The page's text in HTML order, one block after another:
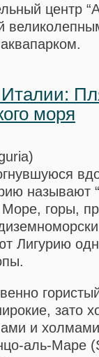
центр
Италии:
моря
называют
Море, горы,
Лигурию
зато
и
аль-Маре